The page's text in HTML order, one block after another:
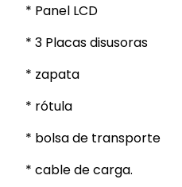
* Panel LCD
* 3 Placas disusoras
* zapata
* rótula
* bolsa de transporte
* cable de carga.